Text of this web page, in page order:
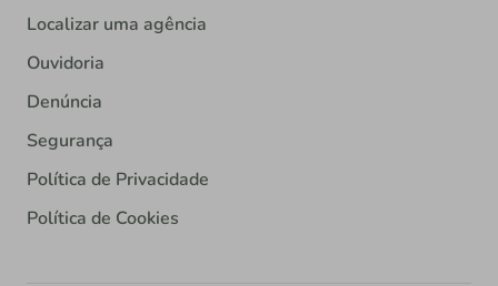
Localizar uma agência
Ouvidoria
Denúncia
Segurança
Política de Privacidade
Política de Cookies